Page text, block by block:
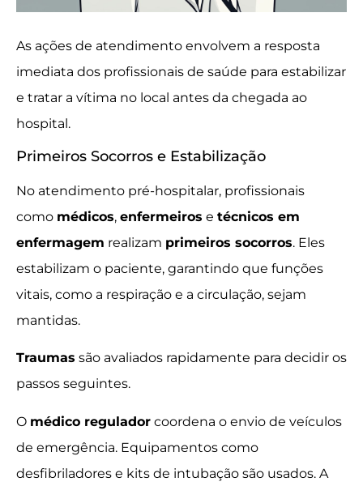
As ações de atendimento envolvem a resposta
imediata dos profissionais de saúde para estabilizar
e tratar a vítima no local antes da chegada ao
hospital.
Primeiros Socorros e Estabilização
No atendimento pré-hospitalar, profissionais
como médicos, enfermeiros e técnicos em
enfermagem realizam primeiros socorros. Eles
estabilizam o paciente, garantindo que funções
vitais, como a respiração e a circulação, sejam
mantidas.
Traumas são avaliados rapidamente para decidir os
passos seguintes.
O médico regulador coordena o envio de veículos
de emergência. Equipamentos como
desfibriladores e kits de intubação são usados. A